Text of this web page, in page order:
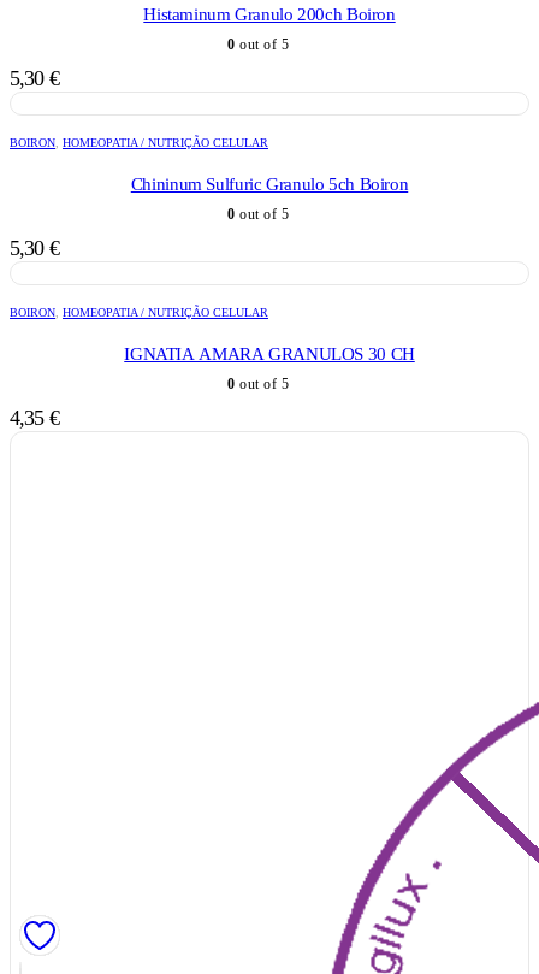
Histaminum Granulo 200ch Boiron
0 out of 5
5,30 €
BOIRON HOMEOPATIA / NUTRIÇÃO CELULAR
Chininum Sulfuric Granulo 5ch Boiron
0 out of 5
5,30 €
BOIRON HOMEOPATIA / NUTRIÇÃO CELULAR
IGNATIA AMARA GRANULOS 30 CH
0 out of 5
4,35 €